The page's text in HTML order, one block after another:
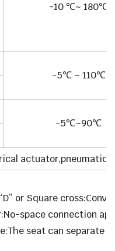
-10 ℃~ 180℃
-5℃ ~ 110℃
-5℃~90℃
actuator,pneumatic
or Square
space connection
seat can separate